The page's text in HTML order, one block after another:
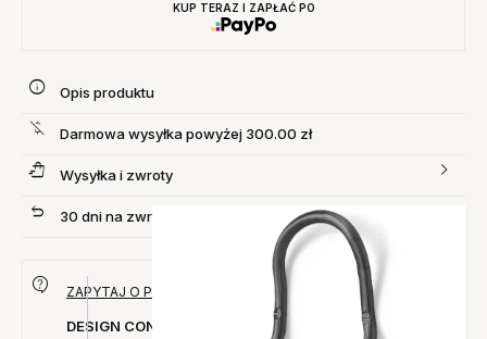
KUP TERAZ I ZAPŁAĆ PO
Opis produktu
Darmowa wysyłka powyżej 300.00 zł
Wysyłka i zwroty
30 dni na zwrot produktu
ZAPYTAJ O PRODUKT
DESIGN CONCEPT